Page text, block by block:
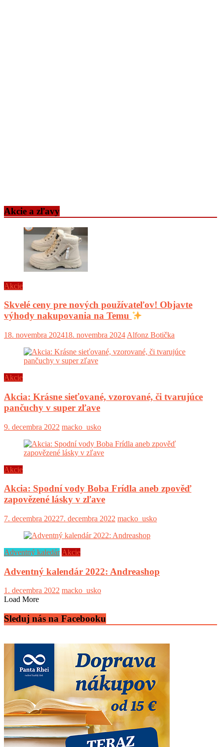
Akcie a zľavy
Akcie
Skvelé ceny pre nových používateľov! Objavte
výhody nakupovania na Temu
18. novembra 202418. novembra 2024 Alfonz Botička
Akcie
Akcia: Krásne sieťované, vzorované, či tvarujúce
pančuchy v super zľave
9. decembra 2022 macko_usko
Akcie
Akcia: Spodní vody Boba Frídla aneb zpověď
zapovězené lásky v zľave
7. decembra 20227. decembra 2022 macko_usko
Adventný kaledár Akcie
Adventný kalendár 2022: Andreashop
1. decembra 2022 macko_usko
Load More
Sleduj nás na Facebooku